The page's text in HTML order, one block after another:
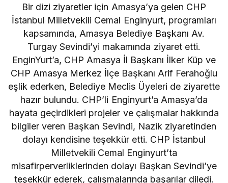
Bir dizi ziyaretler için Amasya’ya gelen CHP
İstanbul Milletvekili Cemal Enginyurt, programları
kapsamında, Amasya Belediye Başkanı Av.
Turgay Sevindi’yi makamında ziyaret etti.
EnginYurt’a, CHP Amasya İl Başkanı İlker Küp ve
CHP Amasya Merkez İlçe Başkanı Arif Ferahoğlu
eşlik ederken, Belediye Meclis Üyeleri de ziyarette
hazır bulundu. CHP’li Enginyurt’a Amasya’da
hayata geçirdikleri projeler ve çalışmalar hakkında
bilgiler veren Başkan Sevindi, Nazik ziyaretinden
dolayı kendisine teşekkür etti. CHP İstanbul
Milletvekili Cemal Enginyurt’ta
misafirperverliklerinden dolayı Başkan Sevindi’ye
teşekkür ederek, çalışmalarında başarılar diledi.